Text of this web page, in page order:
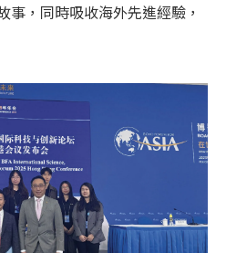
事，同時吸收海外先進經驗，